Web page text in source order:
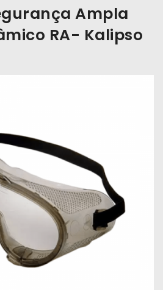
Ampla
RA- Kalipso